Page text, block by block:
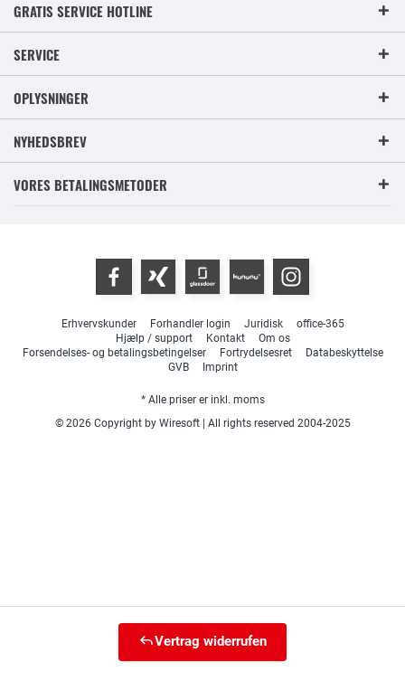
GRATIS SERVICE HOTLINE
SERVICE
OPLYSNINGER
NYHEDSBREV
VORES BETALINGSMETODER
Erhvervskunder Forhandler login Juridisk
office-365
Hjælp / support
Kontakt
Om os
Forsendelses- og betalingsbetingelser
Fortrydelsesret
Databeskyttelse
GVB
Imprint
* Alle priser er inkl. moms
© 2026 Copyright by Wiresoft | All rights reserved 2004-2025
Vertrag widerrufen